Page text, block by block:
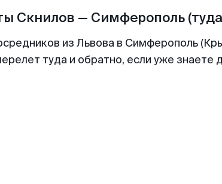
Скнилов — Симферополь
из Львова в Симферополь
туда и обратно, если уже знаете